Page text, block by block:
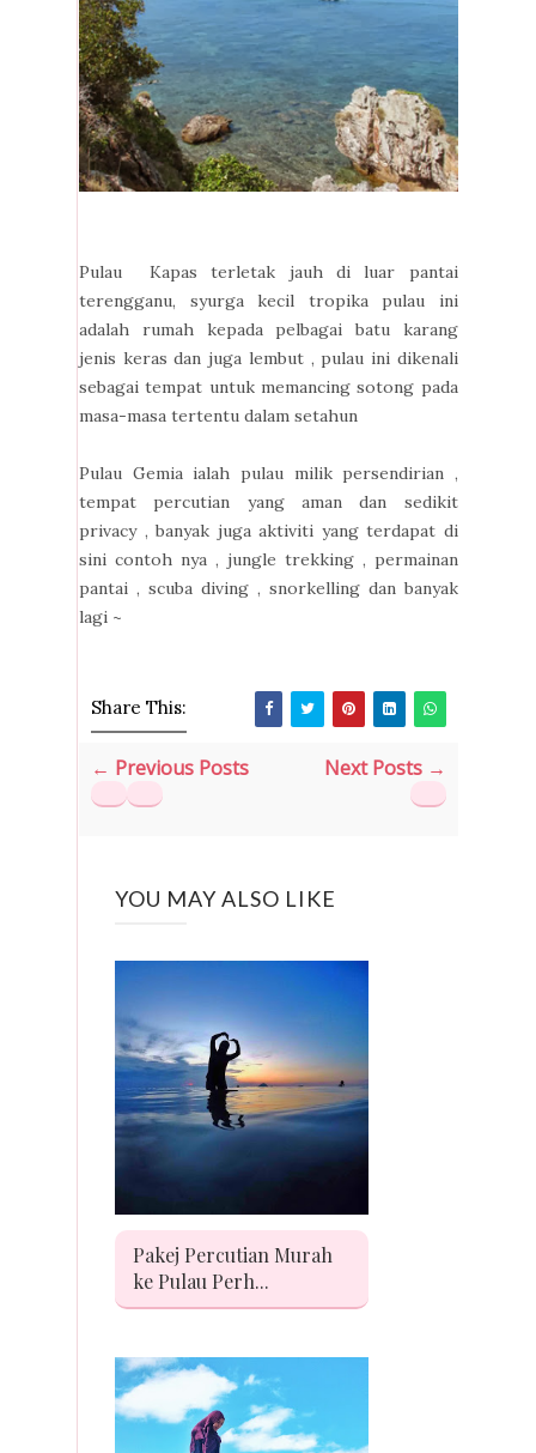
Pulau Kapas terletak jauh di luar pantai
terengganu, syurga kecil tropika pulau ini
adalah rumah kepada pelbagai batu karang
jenis keras dan juga lembut , pulau ini dikenali
sebagai tempat untuk memancing sotong pada
masa-masa tertentu dalam setahun
Pulau Gemia ialah pulau milik persendirian ,
tempat percutian yang aman dan sedikit
privacy , banyak juga aktiviti yang terdapat di
sini contoh nya , jungle trekking , permainan
pantai , scuba diving , snorkelling dan banyak
lagi ~
Share This:
← Previous Posts Next Posts →
YOU MAY ALSO LIKE
Pakej Percutian Murah
ke Pulau Perh...